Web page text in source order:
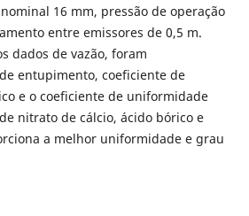
16 mm, pressão de operação
entre emissores de 0,5 m.
dados de vazão, foram
entupimento, coeficiente de
e o coeficiente de uniformidade
nitrato de cálcio, ácido bórico e
a melhor uniformidade e grau